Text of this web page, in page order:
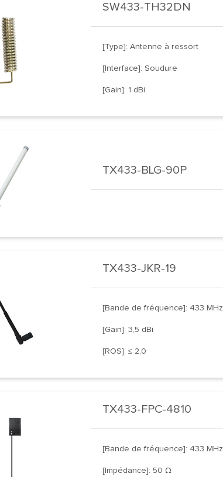
SW433-TH32DN
[Type]: Antenne à ressort
[Interface]: Soudure
[Gain]: 1 dBi
TX433-BLG-90P
TX433-JKR-19
[Bande de fréquence]: 433 MHz
[Gain]: 3,5 dBi
[ROS]: ≤ 2,0
TX433-FPC-4810
[Bande de fréquence]: 433 MHz
[Impédance]: 50 Ω